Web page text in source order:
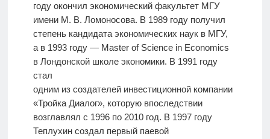
году окончил экономический факультет МГУ
имени М. В. Ломоносова. В 1989 году получил
степень кандидата экономических наук в МГУ,
а в 1993 году — Master of Science in Economics
в Лондонской школе экономики. В 1991 году
стал
одним из создателей инвестиционной компании
«Тройка Диалог», которую впоследствии
возглавлял с 1996 по 2010 год. В 1997 году
Теплухин создал первый паевой